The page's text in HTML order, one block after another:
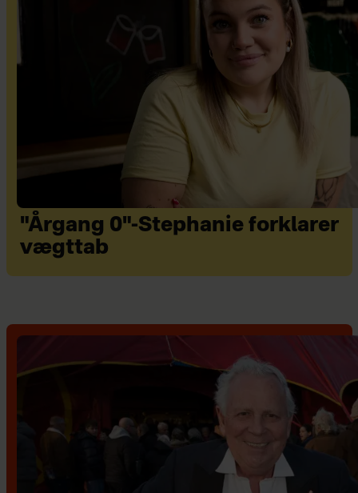
"Årgang 0"-Stephanie forklarer
vægttab